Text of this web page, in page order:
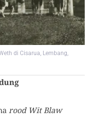
di Cisarua, Lembang,
rood Wit Blaw